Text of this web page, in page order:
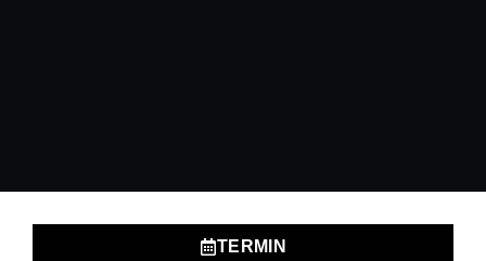
TERMIN